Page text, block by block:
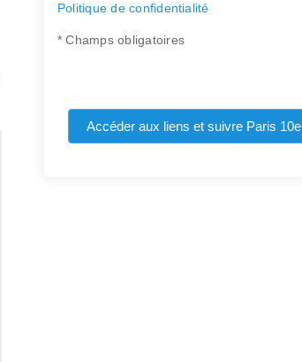
Politique de confidentialité
* Champs obligatoires
Accéder aux liens et suivre Paris 10e